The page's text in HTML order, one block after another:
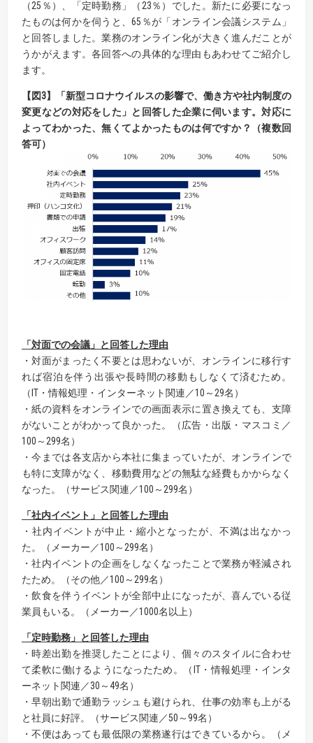
（25％）、「定時勤務」（23％）でした。新たに必要になっ
たものは何かを伺うと、65％が「オンライン会議システム」
と回答しました。業務のオンライン化が大きく進んだことが
うかがえます。各回答への具体的な理由もあわせてご紹介し
ます。
【 図3】
「新型コロナウイルスの影響で、働き方や社内制度の
変更などの対応をした」と回答した企業に伺います。対応に
よってわかった、無くてよかったものは何ですか？（複数回
答可）
「対面での会議」と回答した理由
・対面がまったく不要とは思わないが、オンラインに移行す
れば宿泊を伴う出張や長時間の移動もしなくて済むため。
（IT・情報処理・インターネット関連／10～29名）
・紙の資料をオンラインでの画面表示に置き換えても、支障
がないことがわかって良かった。（広告・出版・マスコミ／
100～299名）
・今までは各支店から本社に集まっていたが、オンラインで
も特に支障がなく、移動費用などの無駄な経費もかからなく
なった。（サービス関連／100～299名）
「社内イベント」と回答した理由
・社内イベントが中止・縮小となったが、不満は出なかっ
た。（メーカー／100～299名）
・社内イベントの企画をしなくなったことで業務が軽減され
たため。（その他／100～299名）
・飲食を伴うイベントが全部中止になったが、喜んでいる従
業員もいる。（メーカー／1000名以上）
「定時勤務」と回答した理由
・時差出勤を推奨したことにより、個々のスタイルに合わせ
て柔軟に働けるようになったため。（IT・情報処理・インタ
ーネット関連／30～49名）
・早朝出勤で通勤ラッシュも避けられ、仕事の効率も上がる
と社員に好評。（サービス関連／50～99名）
・不便はあっても最低限の業務遂行はできているから。（メ